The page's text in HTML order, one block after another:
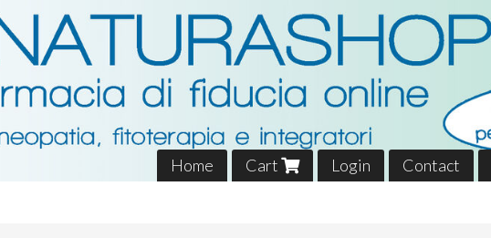
Home Cart Login Contact